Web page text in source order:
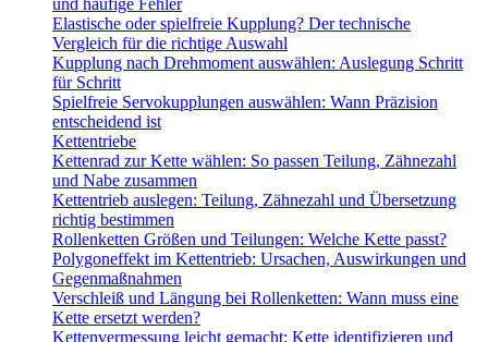
und häufige Fehler
Elastische oder spielfreie Kupplung? Der technische
Vergleich für die richtige Auswahl
Kupplung nach Drehmoment auswählen: Auslegung Schritt
für Schritt
Spielfreie Servokupplungen auswählen: Wann Präzision
entscheidend ist
Kettentriebe
Kettenrad zur Kette wählen: So passen Teilung, Zähnezahl
und Nabe zusammen
Kettentrieb auslegen: Teilung, Zähnezahl und Übersetzung
richtig bestimmen
Rollenketten Größen und Teilungen: Welche Kette passt?
Polygoneffekt im Kettentrieb: Ursachen, Auswirkungen und
Gegenmaßnahmen
Verschleiß und Längung bei Rollenketten: Wann muss eine
Kette ersetzt werden?
Kettenvermessung leicht gemacht: Kette identifizieren und